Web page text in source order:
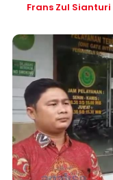
Frans Zul Sianturi